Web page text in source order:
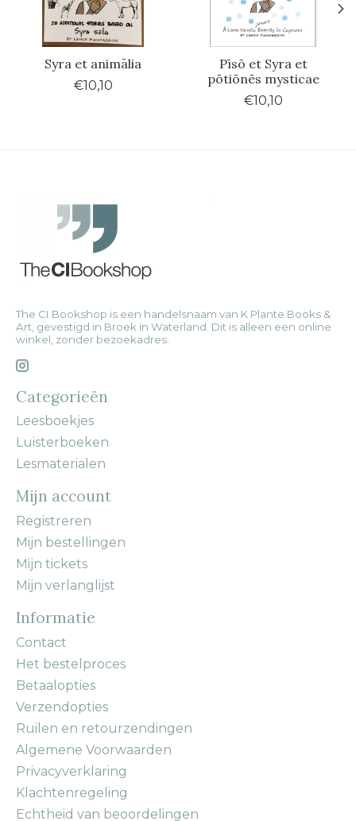
Syra et animālia
€10,10
Pīsō et Syra et
pōtiōnēs mysticae
€10,10
The CI Bookshop is een handelsnaam van K Plante Books &
Art, gevestigd in Broek in Waterland. Dit is alleen een online
winkel, zonder bezoekadres.
Categorieën
Leesboekjes
Luisterboeken
Lesmaterialen
Mijn account
Registreren
Mijn bestellingen
Mijn tickets
Mijn verlanglijst
Informatie
Contact
Het bestelproces
Betaalopties
Verzendopties
Ruilen en retourzendingen
Algemene Voorwaarden
Privacyverklaring
Klachtenregeling
Echtheid van beoordelingen